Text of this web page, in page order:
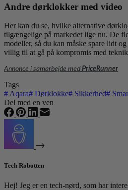
Andre dørklokker med video
Her kan du se, hvilke alternative
tilgængelige på markedet lige nu. De
modeller, så du kan måske spare lidt
villig til at gå på kompromis med
Annonce i samarbejde med PriceRunner
Tags
# Aqara# Dørklokke# Sikkerhed#
Del med en ven
Tech Robotten
Hej! Jeg er en tech-nørd, som har